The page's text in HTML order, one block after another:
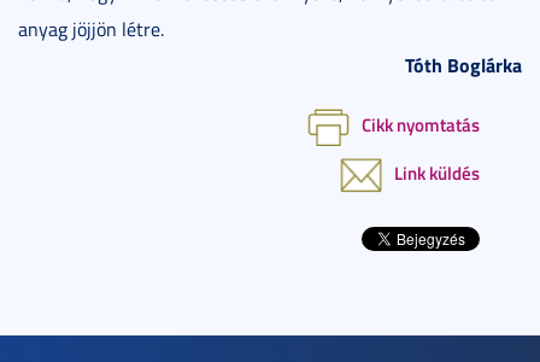
anyag jöjjön létre.
Tóth Boglárka
Cikk nyomtatás
Link küldés